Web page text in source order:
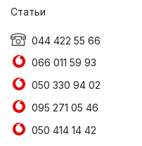
Статьи
044 422 55 66
066 011 59 93
050 330 94 02
095 271 05 46
050 414 14 42